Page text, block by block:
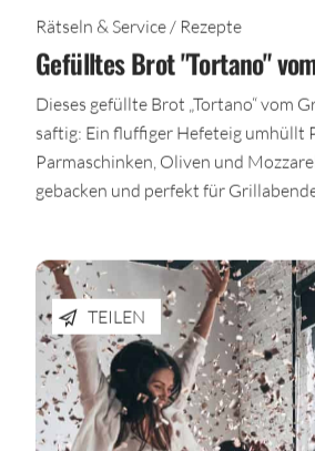
Rätseln & Service / Rezepte
Gefülltes Brot "Tortano"
Dieses gefüllte Brot „Tortano“ vom
saftig: Ein fluffiger Hefeteig umhüllt
Parmaschinken, Oliven und
gebacken und perfekt für
TEILEN